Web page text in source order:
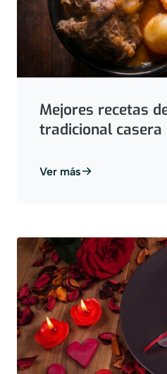
Mejores recetas
tradicional casera
Ver más